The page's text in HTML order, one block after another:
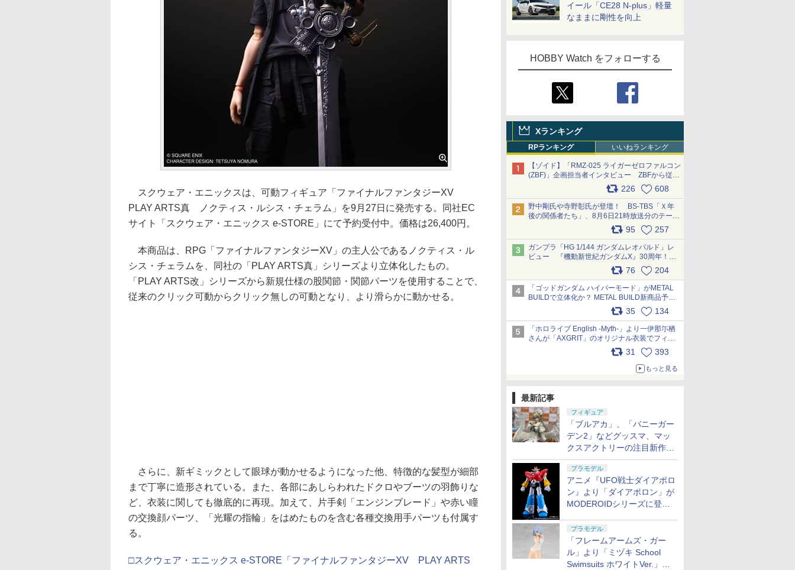
イール「CE28 N-plus」軽量
なままに剛性を向上
HOBBY Watch をフォローする
Xランキング
RPランキング いいねランキング
【ゾイド】「RMZ-025 ライガーゼロファルコン
(ZBF)」企画担当者インタビュー ZBFから従来
デザインまで再現可能なボリューム満点のキッ
ト pic.x.com/6zOqQAQKkX
226 608
野中剛氏や寺野彰氏が登壇！ BS-TBS「Ｘ年
後の関係者たち」、8月6日21時放送分のテーマ
は「超合金」！ pic.x.com/uWyt1uyuFm
95 257
ガンプラ「HG 1/144 ガンダムレオパルド」レ
ビュー 『機動新世紀ガンダムX』30周年！イ
ンナーアームガトリングの変形機構まで再現し
最新フォーマットでキット化！
pic.x.com/nszPIDTpbg
76 204
「ゴッドガンダム ハイパーモード」がMETAL
BUILDで立体化か？ METAL BUILD新商品予告
が公開 pic.x.com/HIcLLIM3ar35 134
「ホロライブ English -Myth-」より一伊那尓栖
さんが「AXGRIT」のオリジナル衣装でフィギ
ュア化 pic.x.com/YMGhdIAzNa
31 393
もっと見る
最新記事
フィギュア
「ブルアカ」、「バニーガー
デン2」などグッスマ、マッ
クスアクトリーの注目新作フ
ィギュアが展示【ホビーメー
カー合同展示会】
プラモデル
アニメ『UFO戦士ダイアポロ
ン』より「ダイアポロン」が
MODEROIDシリーズに登
プラモデル
「フレームアームズ・ガー
ル」より「ミヅキ School
Swimsuits ホワイトVer.」が8
スクウェア・エニックスは、可動フィギュア「ファイナルファンタジーXV
PLAY ARTS真 ノクティス・ルシス・チェラム」を9月27日に発売する。同社EC
サイト「スクウェア・エニックス e-STORE」にて予約受付中。価格は26,400円。
本商品は、RPG「ファイナルファンタジーXV」の主人公であるノクティス・ル
シス・チェラムを、同社の「PLAY ARTS真」シリーズより立体化したもの。
「PLAY ARTS改」シリーズから新規仕様の股関節・関節パーツを使用することで、
従来のクリック可動からクリック無しの可動となり、より滑らかに動かせる。
さらに、新ギミックとして眼球が動かせるようになった他、特徴的な髪型が細部
まで丁寧に造形されている。また、各部にあしらわれたドクロやブーツの羽飾りな
ど、衣装に関しても徹底的に再現。加えて、片手剣「エンジンブレード」や赤い瞳
の交換顔パーツ、「光耀の指輪」をはめたものを含む各種交換用手パーツも付属す
る。
□スクウェア・エニックス e-STORE「ファイナルファンタジーXV PLAY ARTS